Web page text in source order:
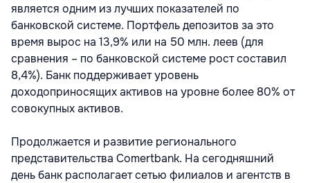
является одним из лучших показателей по
банковской системе. Портфель депозитов за это
время вырос на 13,9% или на 50 млн. леев (для
сравнения – по банковской системе рост составил
8,4%). Банк поддерживает уровень
доходоприносящих активов на уровне более 80% от
совокупных активов.
Продолжается и развитие регионального
представительства Comertbank. На сегодняшний
день банк располагает сетью филиалов и агентств в